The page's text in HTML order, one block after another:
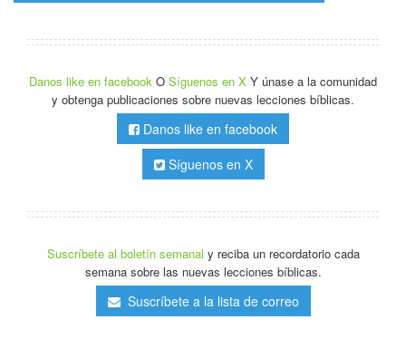
Danos like en facebook O Síguenos en X Y únase a la comunidad
y obtenga publicaciones sobre nuevas lecciones bíblicas.
Danos like en facebook
Síguenos en X
Suscríbete al boletín semanal y reciba un recordatorio cada
semana sobre las nuevas lecciones bíblicas.
Suscríbete a la lista de correo